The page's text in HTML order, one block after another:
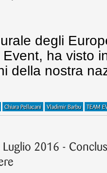
degli
ha visto
della nostra
Chiara Pellacani Vladimir Barbu TEAM
2016 -